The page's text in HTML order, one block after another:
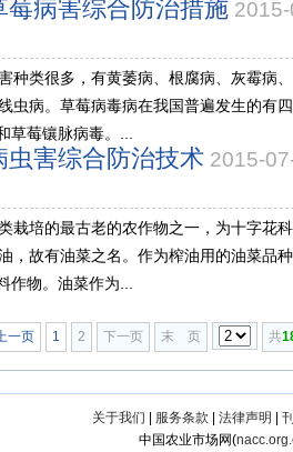
莓病害综合防治措施
种类很多，有黄萎病、根腐病、灰霉病
虫病。草莓病毒病在我国普遍发生的有
草莓镶脉病毒。...
虫害综合防治技术 2015-
栽培的最古老的农作物之一，为十字花
，故有油菜之名。作为榨油用的油菜品
作物。油菜作为...
一页 1 2 下一页 末 页 共
关于我们 服务条款 法律声明
中国农业市场网(